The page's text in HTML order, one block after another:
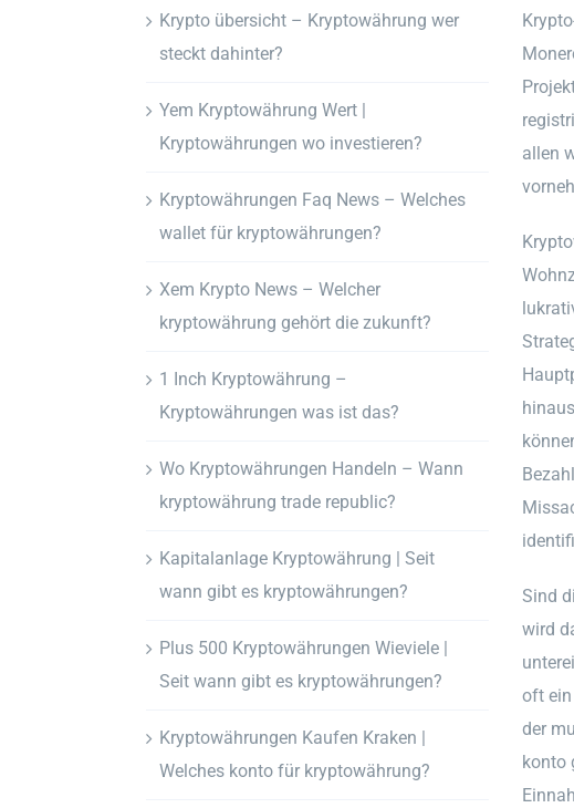
allen
Sind
wird
oft
der
konto
Krypto übersicht – Kryptowährung wer
steckt dahinter?
Yem Kryptowährung Wert |
Kryptowährungen wo investieren?
Kryptowährungen Faq News – Welches
wallet für kryptowährungen?
Xem Krypto News – Welcher
kryptowährung gehört die zukunft?
1 Inch Kryptowährung –
Kryptowährungen was ist das?
Wo Kryptowährungen Handeln – Wann
kryptowährung trade republic?
Kapitalanlage Kryptowährung | Seit
wann gibt es kryptowährungen?
Plus 500 Kryptowährungen Wieviele |
Seit wann gibt es kryptowährungen?
Kryptowährungen Kaufen Kraken |
Welches konto für kryptowährung?